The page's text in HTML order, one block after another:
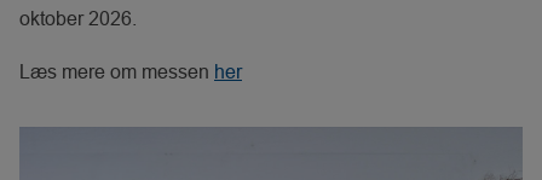
oktober 2026.
Læs mere om messen her